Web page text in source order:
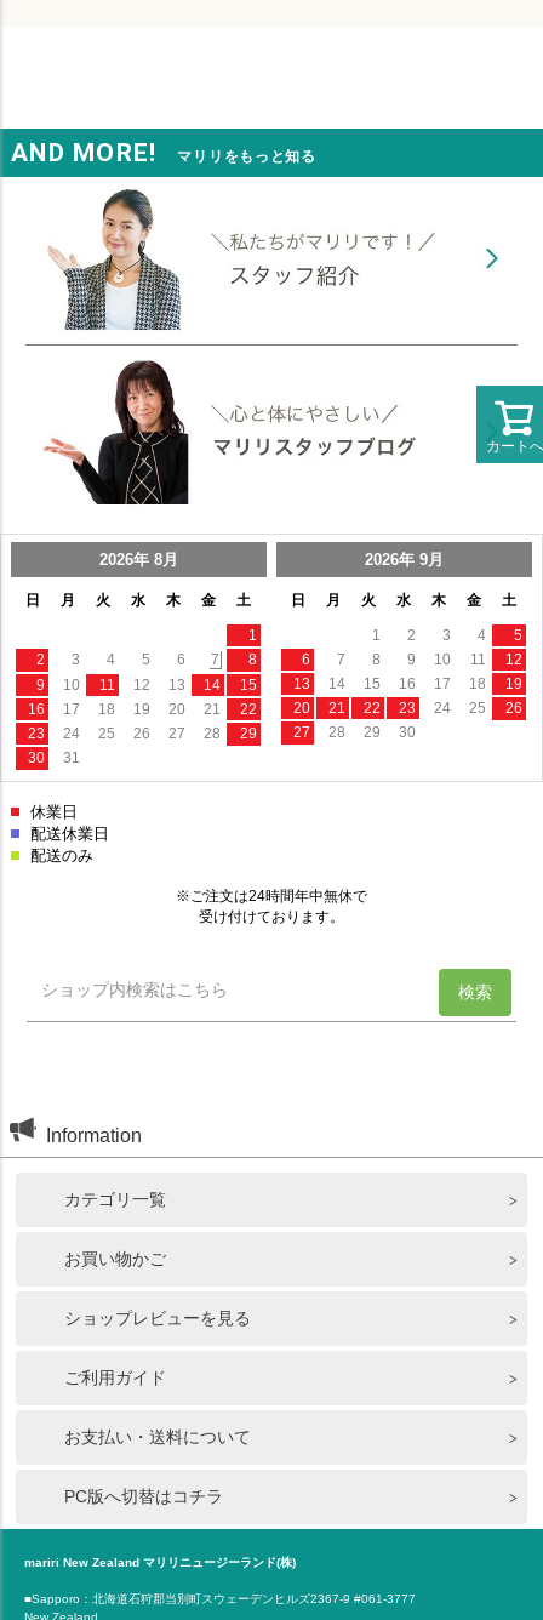
カートへ
AND MORE! マリリをもっと知る
Information
カテゴリ一覧
お買い物かご
ショップレビューを見る
ご利用ガイド
お支払い・送料について
PC版へ切替はコチラ
mariri New Zealand マリリニュージーランド(株)
■Sapporo：北海道石狩郡当別町スウェーデンヒルズ2367-9 #061-3777
New Zealand